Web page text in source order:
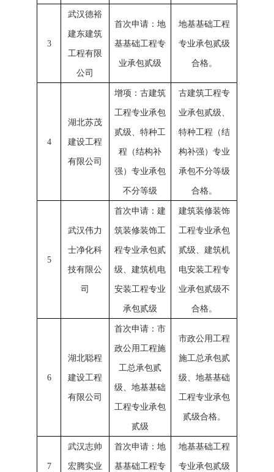
3
武汉德裕
建东建筑
工程有限
公司
首次申请：地
基基础工程专
业承包贰级
地基基础工程
专业承包贰级
合格。
4
湖北苏茂
建设工程
有限公司
增项：古建筑
工程专业承包
贰级、特种工
程（结构补
强）专业承包
不分等级
古建筑工程专
业承包贰级、
特种工程（结
构补强）专业
承包不分等级
合格。
5
武汉伟力
士净化科
技有限公
司
首次申请：建
筑装修装饰工
程专业承包贰
级、建筑机电
安装工程专业
承包贰级
建筑装修装饰
工程专业承包
贰级、建筑机
电安装工程专
业承包贰级不
合格。
6
湖北聪程
建设工程
有限公司
首次申请：市
政公用工程施
工总承包贰
级、地基基础
工程专业承包
贰级
市政公用工程
施工总承包贰
级、地基基础
工程专业承包
贰级合格。
7
武汉志帅
宏腾实业
首次申请：地
基基础工程专
地基基础工程
专业承包贰级